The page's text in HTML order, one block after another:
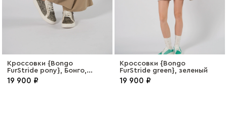
Кроссовки {Bongo
FurStride pony}, Бонго,
пони
19 900 ₽
Кроссовки {Bongo
FurStride green}, зеленый
19 900 ₽